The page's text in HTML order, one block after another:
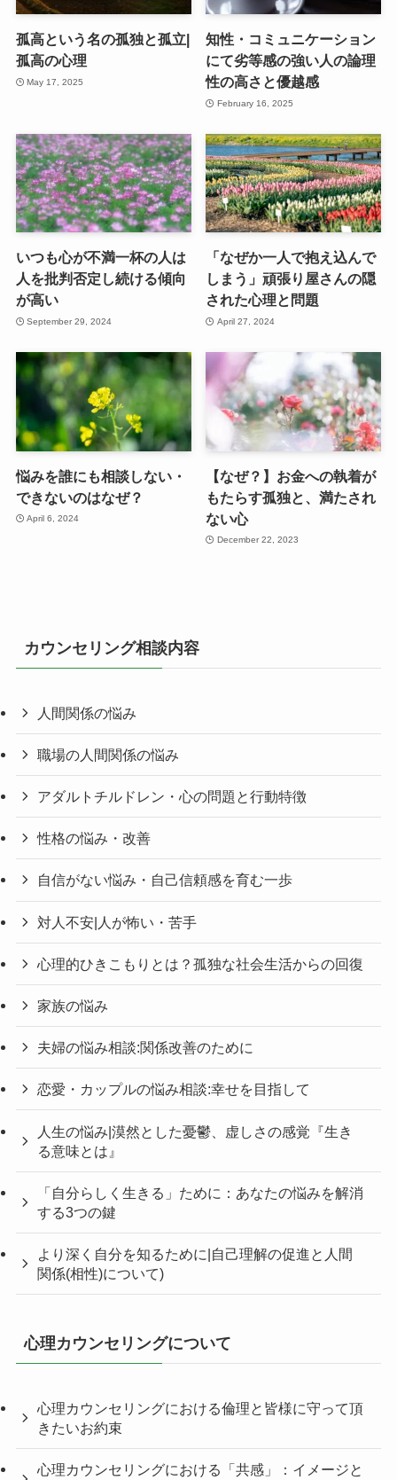
孤高という名の孤独と孤立|
孤高の心理
May 17, 2025
知性・コミュニケーション
にて劣等感の強い人の論理
性の高さと優越感
February 16, 2025
いつも心が不満一杯の人は
人を批判否定し続ける傾向
が高い
September 29, 2024
「なぜか一人で抱え込んで
しまう」頑張り屋さんの隠
された心理と問題
April 27, 2024
悩みを誰にも相談しない・
できないのはなぜ？
April 6, 2024
【なぜ？】お金への執着が
もたらす孤独と、満たされ
ない心
December 22, 2023
カウンセリング相談内容
人間関係の悩み
職場の人間関係の悩み
アダルトチルドレン・心の問題と行動特徴
性格の悩み・改善
自信がない悩み・自己信頼感を育む一歩
対人不安|人が怖い・苦手
心理的ひきこもりとは？孤独な社会生活からの回復
家族の悩み
夫婦の悩み相談:関係改善のために
恋愛・カップルの悩み相談:幸せを目指して
人生の悩み|漠然とした憂鬱、虚しさの感覚『生き
る意味とは』
「自分らしく生きる」ために：あなたの悩みを解消
する3つの鍵
より深く自分を知るために|自己理解の促進と人間
関係(相性)について)
心理カウンセリングについて
心理カウンセリングにおける倫理と皆様に守って頂
きたいお約束
心理カウンセリングにおける「共感」：イメージと